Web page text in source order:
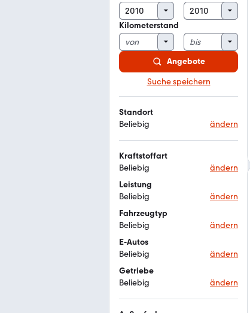
Kilometerstand
Angebote
Suche speichern
Standort
Beliebig
ändern
Kraftstoffart
Beliebig
ändern
Leistung
Beliebig
ändern
Fahrzeugtyp
Beliebig
ändern
E-Autos
Beliebig
ändern
Getriebe
Beliebig
ändern